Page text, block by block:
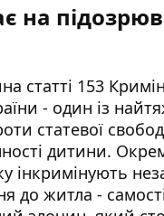
на
статті 153
- один із
статевої
дитини.
інкримінують
до житла -